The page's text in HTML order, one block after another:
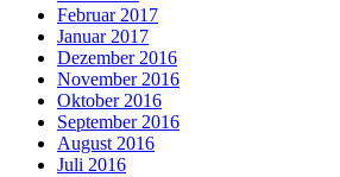
Februar 2017
Januar 2017
Dezember 2016
November 2016
Oktober 2016
September 2016
August 2016
Juli 2016